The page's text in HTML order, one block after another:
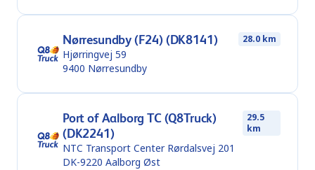
Nørresundby (F24) (DK8141) 28.0 km
Hjørringvej 59
9400 Nørresundby
Port of Aalborg TC (Q8Truck)
(DK2241)
29.5
km
NTC Transport Center Rørdalsvej 201
DK-9220 Aalborg Øst